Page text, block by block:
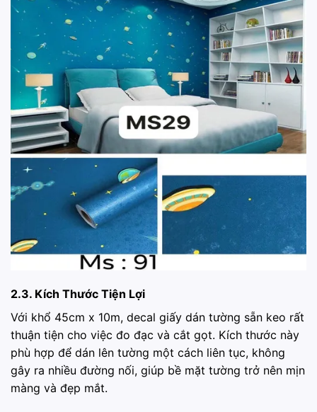
2.3. Kích Thước Tiện Lợi
Với khổ 45cm x 10m, decal giấy dán tường sẵn keo rất
thuận tiện cho việc đo đạc và cắt gọt. Kích thước này
phù hợp để dán lên tường một cách liên tục, không
gây ra nhiều đường nối, giúp bề mặt tường trở nên mịn
màng và đẹp mắt.